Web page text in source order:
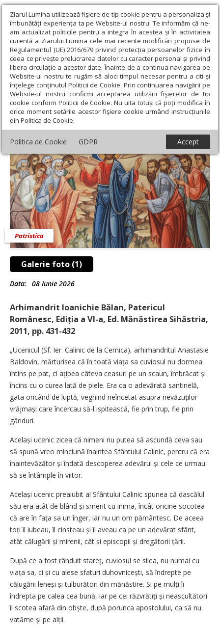
Ziarul Lumina utilizează fişiere de tip cookie pentru a personaliza și
îmbunătăți experiența ta pe Website-ul nostru. Te informăm că ne-
am actualizat politicile pentru a integra în acestea și în activitatea
curentă a Ziarului Lumina cele mai recente modificări propuse de
Regulamentul (UE) 2016/679 privind protecția persoanelor fizice în
ceea ce privește prelucrarea datelor cu caracter personal și privind
libera circulație a acestor date. Înainte de a continua navigarea pe
Website-ul nostru te rugăm să aloci timpul necesar pentru a citi și
înțelege conținutul Politicii de Cookie. Prin continuarea navigării pe
Website-ul nostru confirmi acceptarea utilizării fişierelor de tip
cookie conform Politicii de Cookie. Nu uita totuși că poți modifica în
orice moment setările acestor fişiere cookie urmând instrucțiunile
din Politica de Cookie.
Politica de Cookie GDPR Accept
Ziarul Lumina › Teologie și spiritualitate › Patristica › Un om
care a scăpat de grijile lumești
Un om care a scăpat de grijile lumești
Galerie foto (1)
Patristica
Data: 08 Iunie 2026
Arhimandrit Ioanichie Bălan, Patericul
Românesc, Ediția a VI-a, Ed. Mănăstirea Sihăstria,
2011, pp. 431-432
„Ucenicul (Sf. Ier. Calinic de la Cernica), arhimandritul Anastasie
Baldovin, mărturisea că în toată viața sa cuviosul nu dormea
întins pe pat, ci ațipea câteva ceasuri pe un scaun, îmbrăcat și
încins cu o curea lată de piele. Era ca o adevărată santinelă,
gata oricând de luptă, veghind neîncetat asupra nevăzuților
vrăjmași care încercau să-l ispitească, fie prin trup, fie prin
gânduri.
Același ucenic zicea că nimeni nu putea să ascundă ceva sau
să spună vreo minciună înaintea Sfântului Calinic, pentru că era
înaintevăzător și îndată descoperea adevărul și cele ce urmau
să se întâmple în viitor.
Același ucenic preaiubit al Sfântului Calinic spunea că dascălul
său era atât de blând și smerit cu inima, încât oricine socotea
că are în fața sa un înger, iar nu un om pământesc. De aceea
toți îl iubeau, îl cinsteau și îl aveau ca pe un adevărat sfânt,
atât călugării și mirenii, cât și episcopii și dregătorii țării.
După ce a fost rânduit stareț, cuviosul se silea, nu numai cu
viața sa, ci și cu alese sfaturi duhovni­cești, să îndrepte pe
călugării leneși și tulburători din mănăstire. Și pe mulți îi
îndrepta pe calea cea bună, iar pe cei răzvrătiți și neascultători
îi scotea afară din obște, după porunca apostolului, ca să nu
vatăme și pe alții.